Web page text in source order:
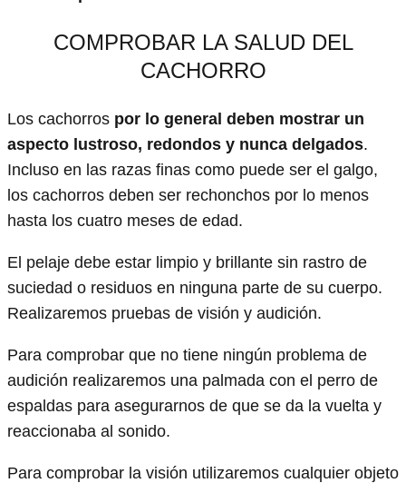
COMPROBAR LA SALUD DEL
CACHORRO
Los cachorros por lo general deben mostrar un
aspecto lustroso, redondos y nunca delgados.
Incluso en las razas finas como puede ser el galgo,
los cachorros deben ser rechonchos por lo menos
hasta los cuatro meses de edad.
El pelaje debe estar limpio y brillante sin rastro de
suciedad o residuos en ninguna parte de su cuerpo.
Realizaremos pruebas de visión y audición.
Para comprobar que no tiene ningún problema de
audición realizaremos una palmada con el perro de
espaldas para asegurarnos de que se da la vuelta y
reaccionaba al sonido.
Para comprobar la visión utilizaremos cualquier objeto